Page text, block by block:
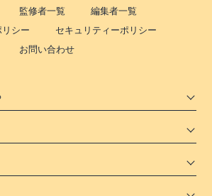
監修者一覧
編集者一覧
シー
セキュリティーポリシー
お問い合わせ